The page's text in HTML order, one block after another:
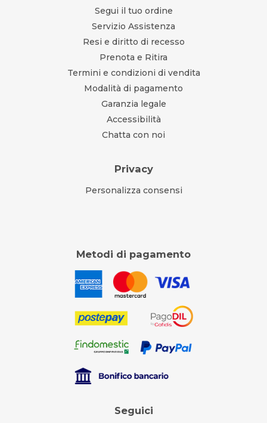
Segui il tuo ordine
Servizio Assistenza
Resi e diritto di recesso
Prenota e Ritira
Termini e condizioni di vendita
Modalità di pagamento
Garanzia legale
Accessibilità
Chatta con noi
Privacy
Personalizza consensi
Metodi di pagamento
Seguici